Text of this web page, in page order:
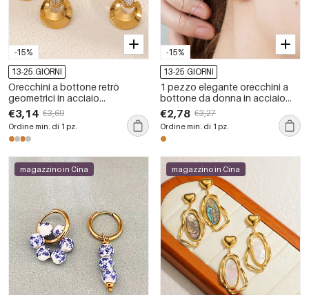
-15%
13-25 GIORNI
Orecchini a bottone retrò
geometrici in acciaio
inossidabile color oro
€3,14 €3,69
Ordine min. di 1 pz.
-15%
13-25 GIORNI
1 pezzo elegante orecchini a
bottone da donna in acciaio
inossidabile color oro
impermeabile dalla forma
irregolare
€2,78 €3,27
Ordine min. di 1 pz.
magazzino in Cina magazzino in Cina